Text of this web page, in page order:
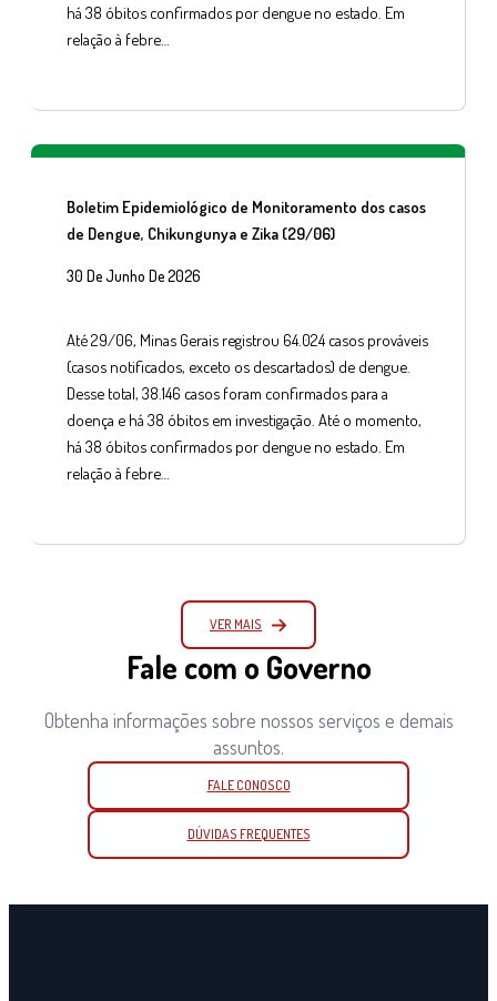
há 38 óbitos confirmados por dengue no estado. Em
relação à febre…
Boletim Epidemiológico de Monitoramento dos casos
de Dengue, Chikungunya e Zika (29/06)
30 De Junho De 2026
Até 29/06, Minas Gerais registrou 64.024 casos prováveis
(casos notificados, exceto os descartados) de dengue.
Desse total, 38.146 casos foram confirmados para a
doença e há 38 óbitos em investigação. Até o momento,
há 38 óbitos confirmados por dengue no estado. Em
relação à febre…
VER MAIS
Fale com o Governo
Obtenha informações sobre nossos serviços e demais
assuntos.
FALE CONOSCO
DÚVIDAS FREQUENTES